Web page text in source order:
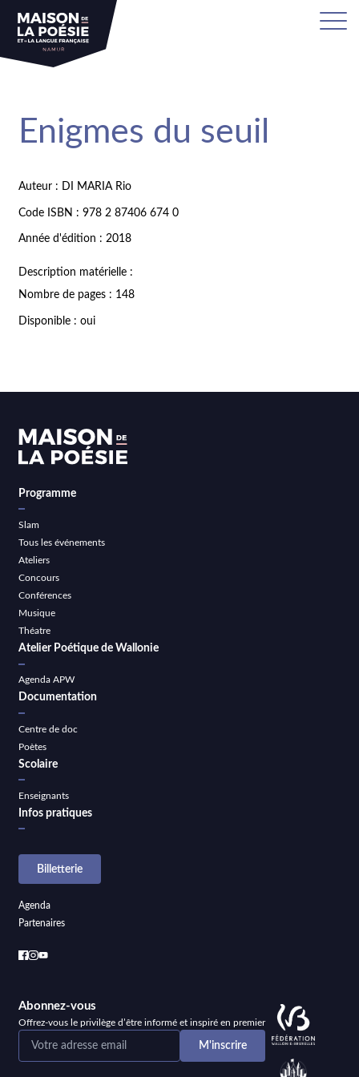
Enigmes du seuil
Auteur : DI MARIA Rio
Code ISBN : 978 2 87406 674 0
Année d'édition : 2018
Description matérielle :
Nombre de pages : 148
Disponible : oui
Programme
Slam
Tous les événements
Ateliers
Concours
Conférences
Musique
Théatre
Atelier Poétique de Wallonie
Agenda APW
Documentation
Centre de doc
Poètes
Scolaire
Enseignants
Infos pratiques
Billetterie
Agenda
Partenaires
Abonnez-vous
Offrez-vous le privilège d’être informé et inspiré en premier